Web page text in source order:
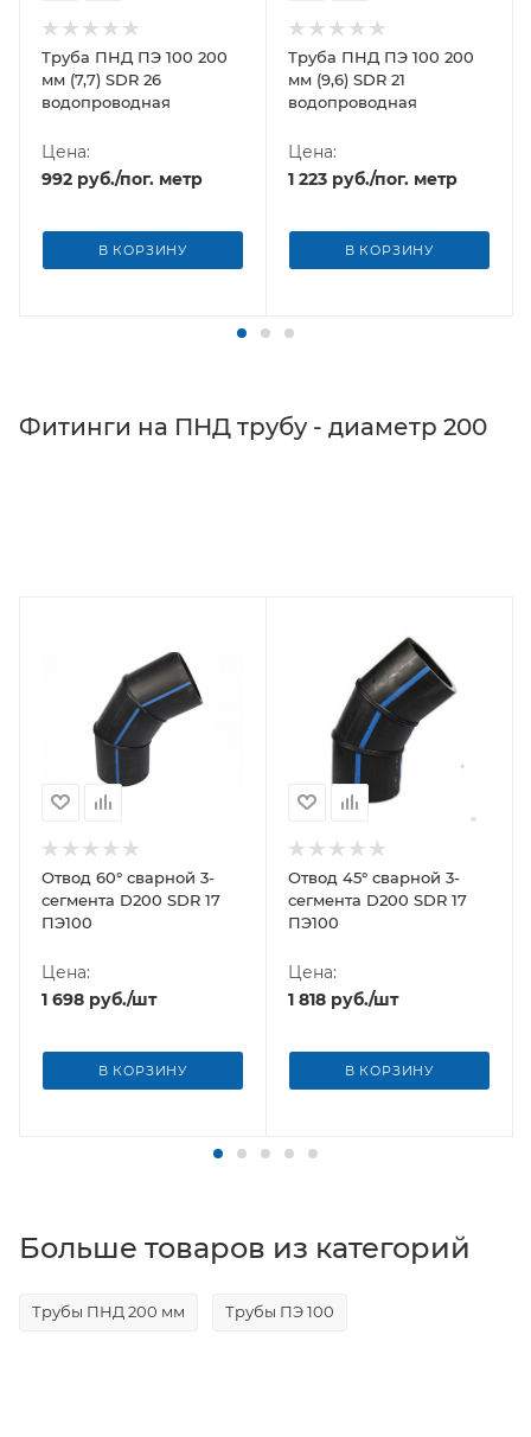
Труба ПНД ПЭ 100 200
мм (7,7) SDR 26
водопроводная
Цена:
992 руб./пог. метр
В КОРЗИНУ
Труба ПНД ПЭ 100 200
мм (9,6) SDR 21
водопроводная
Цена:
1 223 руб./пог. метр
В КОРЗИНУ
Фитинги на ПНД трубу - диаметр 200
Отвод 60° сварной 3-
сегмента D200 SDR 17
ПЭ100
Цена:
1 698 руб./шт
В КОРЗИНУ
Отвод 45° сварной 3-
сегмента D200 SDR 17
ПЭ100
Цена:
1 818 руб./шт
В КОРЗИНУ
Больше товаров из категорий
Трубы ПНД 200 мм Трубы ПЭ 100